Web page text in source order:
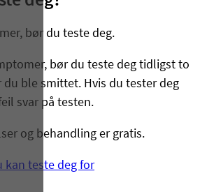
bør du teste deg.
bør du teste deg tidligst to
ble smittet. Hvis du tester deg
svar på testen.
og behandling er gratis.
kan teste deg for